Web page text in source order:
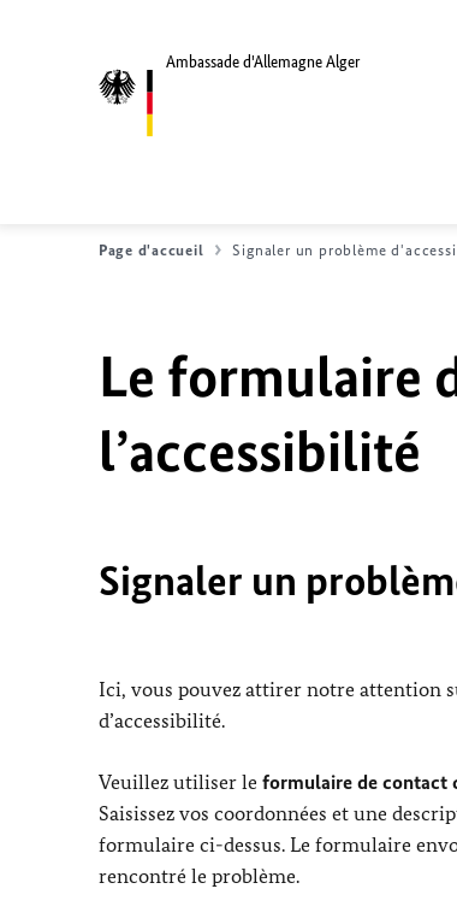
Ambassade d'Allemagne Alger
Page d'accueil Signaler un problème
Le formulaire
l’accessibilité
Signaler un
Ici, vous pouvez attirer notre attention
d’accessibilité.
Veuillez utiliser le formulaire de contact
Saisissez vos coordonnées et une
formulaire ci-dessus. Le formulaire
rencontré le problème.